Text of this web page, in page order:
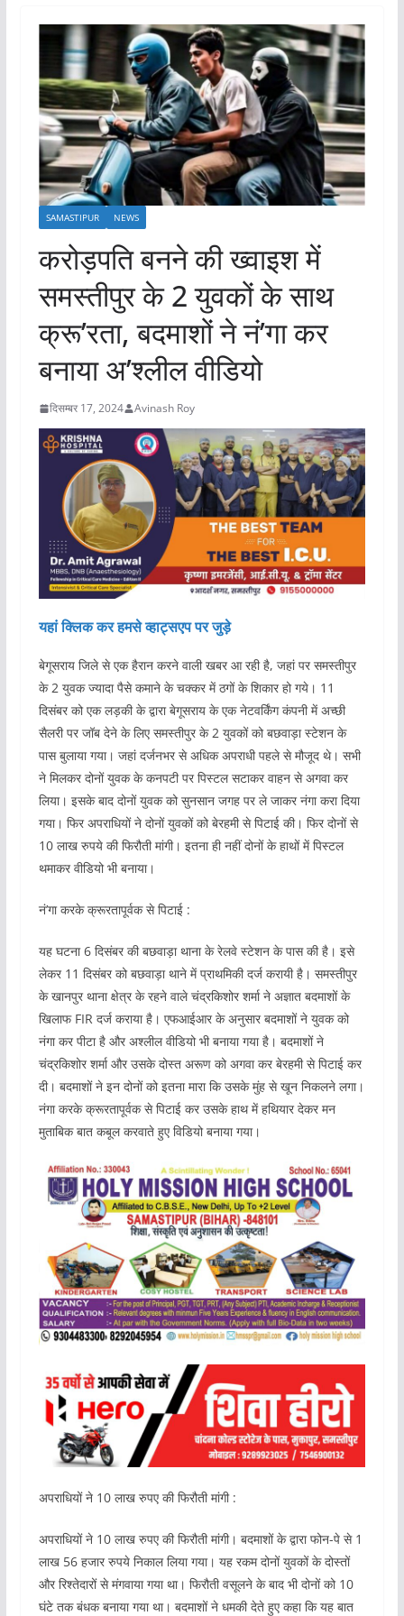
SAMASTIPUR NEWS
करोड़पति बनने की ख्वाइश में
समस्तीपुर के 2 युवकों के साथ
क्रू’रता, बदमाशों ने नं’गा कर
बनाया अ’श्लील वीडियो
दिसम्बर 17, 2024 Avinash Roy
यहां क्लिक कर हमसे व्हाट्सएप पर जुड़े
बेगूसराय जिले से एक हैरान करने वाली खबर आ रही है, जहां पर समस्तीपुर
के 2 युवक ज्यादा पैसे कमाने के चक्कर में ठगों के शिकार हो गये। 11
दिसंबर को एक लड़की के द्वारा बेगूसराय के एक नेटवर्किंग कंपनी में अच्छी
सैलरी पर जॉब देने के लिए समस्तीपुर के 2 युवकों को बछवाड़ा स्टेशन के
पास बुलाया गया। जहां दर्जनभर से अधिक अपराधी पहले से मौजूद थे। सभी
ने मिलकर दोनों युवक के कनपटी पर पिस्टल सटाकर वाहन से अगवा कर
लिया। इसके बाद दोनों युवक को सुनसान जगह पर ले जाकर नंगा करा दिया
गया। फिर अपराधियों ने दोनों युवकों को बेरहमी से पिटाई की। फिर दोनों से
10 लाख रुपये की फिरौती मांगी। इतना ही नहीं दोनों के हाथों में पिस्टल
थमाकर वीडियो भी बनाया।
नं’गा करके क्रूरतापूर्वक से पिटाई :
यह घटना 6 दिसंबर की बछवाड़ा थाना के रेलवे स्टेशन के पास की है। इसे
लेकर 11 दिसंबर को बछवाड़ा थाने में प्राथमिकी दर्ज करायी है। समस्तीपुर
के खानपुर थाना क्षेत्र के रहने वाले चंद्रकिशोर शर्मा ने अज्ञात बदमाशों के
खिलाफ FIR दर्ज कराया है। एफआईआर के अनुसार बदमाशों ने युवक को
नंगा कर पीटा है और अश्लील वीडियो भी बनाया गया है। बदमाशों ने
चंद्रकिशोर शर्मा और उसके दोस्त अरूण को अगवा कर बेरहमी से पिटाई कर
दी। बदमाशों ने इन दोनों को इतना मारा कि उसके मुंह से खून निकलने लगा।
नंगा करके क्रूरतापूर्वक से पिटाई कर उसके हाथ में हथियार देकर मन
मुताबिक बात कबूल करवाते हुए विडियो बनाया गया।
अपराधियों ने 10 लाख रुपए की फिरौती मांगी :
अपराधियों ने 10 लाख रुपए की फिरौती मांगी। बदमाशों के द्वारा फोन-पे से 1
लाख 56 हजार रुपये निकाल लिया गया। यह रकम दोनों युवकों के दोस्तों
और रिश्तेदारों से मंगवाया गया था। फिरौती वसूलने के बाद भी दोनों को 10
घंटे तक बंधक बनाया गया था। बदमाशों ने धमकी देते हुए कहा कि यह बात